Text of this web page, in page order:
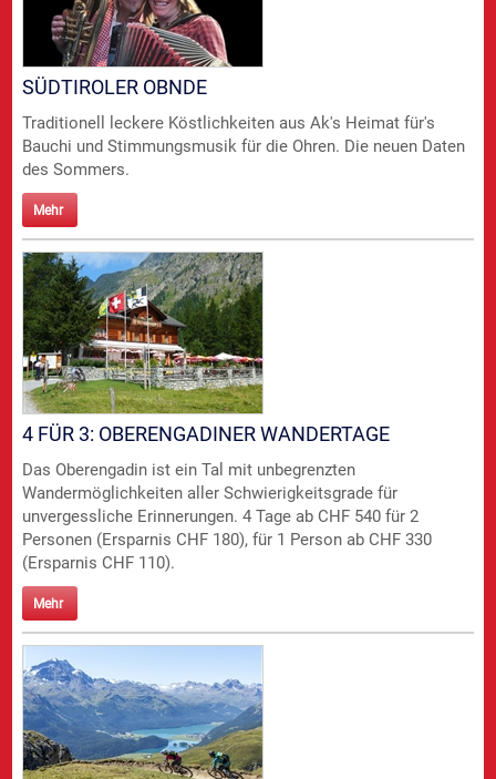
SÜDTIROLER OBNDE
Traditionell leckere Köstlichkeiten aus Ak's Heimat für's
Bauchi und Stimmungsmusik für die Ohren. Die neuen Daten
des Sommers.
Mehr
4 FÜR 3: OBERENGADINER WANDERTAGE
Das Oberengadin ist ein Tal mit unbegrenzten
Wandermöglichkeiten aller Schwierigkeitsgrade für
unvergessliche Erinnerungen. 4 Tage ab CHF 540 für 2
Personen (Ersparnis CHF 180), für 1 Person ab CHF 330
(Ersparnis CHF 110).
Mehr